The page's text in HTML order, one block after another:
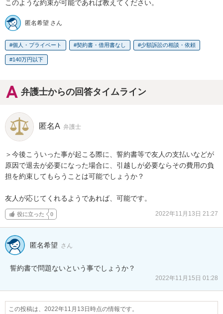
このような約束が可能であれば教えてください。
匿名希望 さん
個人・プライベート 契約書・借用書なし 少額訴訟の相談・依頼
140万円以下
弁護士からの回答タイムライン
匿名A 弁護士
＞今後こういった事が起こる際に、誓約書等で友人の支払いなどが
原因で退去が必要になった場合に、引越しが必要ならその費用の負
担を約束してもらうことは可能でしょうか？
友人が応じてくれるようであれば、可能です。
役に立った 0 2022年11月13日 21:27
匿名希望 さん
誓約書で問題ないという事でしょうか？
2022年11月15日 01:28
この投稿は、2022年11月13日時点の情報です。